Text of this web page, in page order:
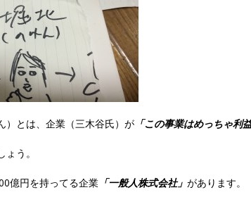
）とは、企業（三木谷氏）が 「この事業はめっちゃ利
う。
億円を持ってる企業 「一般人株式会社」 があります。